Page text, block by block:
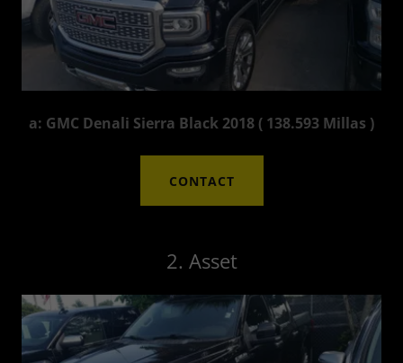
a: GMC Denali Sierra Black 2018 ( 138.593 Millas )
CONTACT
2. Asset